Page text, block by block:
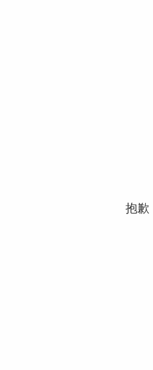
抱歉